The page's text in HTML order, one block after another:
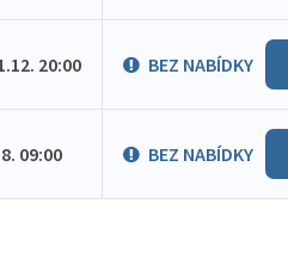
20:00 BEZ NABÍDKY
09:00 BEZ NABÍDKY